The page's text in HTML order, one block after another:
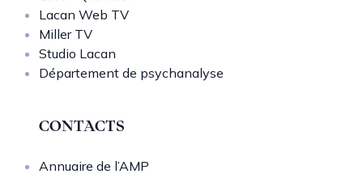
Lacan Web TV
Miller TV
Studio Lacan
Département de psychanalyse
CONTACTS
Annuaire de l’AMP